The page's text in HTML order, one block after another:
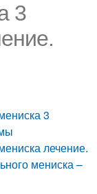
3
3
лечение.
мениска –